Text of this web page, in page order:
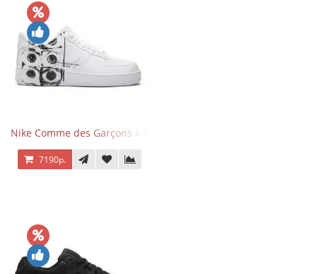
Nike Comme des Garçons x Supreme x Air Force 1 Low Eyes
7190р.